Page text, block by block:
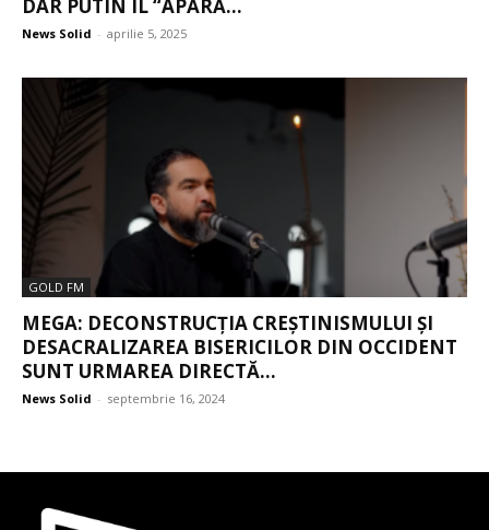
DAR PUTIN ÎL “APĂRĂ...
News Solid - aprilie 5, 2025
GOLD FM
MEGA: DECONSTRUCȚIA CREȘTINISMULUI ȘI
DESACRALIZAREA BISERICILOR DIN OCCIDENT
SUNT URMAREA DIRECTĂ...
News Solid - septembrie 16, 2024